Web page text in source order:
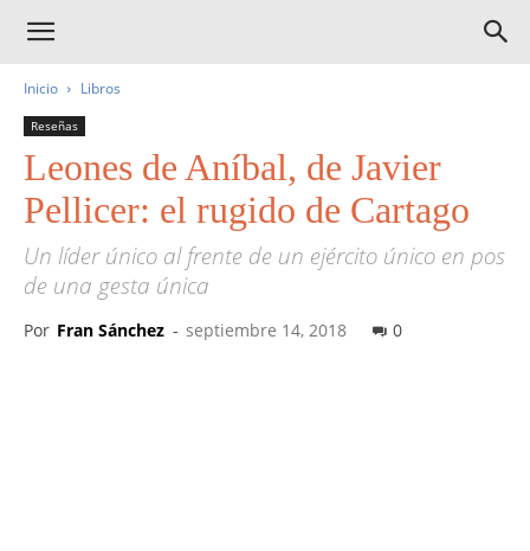
Inicio Libros
Reseñas
Leones de Aníbal, de Javier
Pellicer: el rugido de Cartago
Un líder único al frente de un ejército único en pos
de una gesta única
Por Fran Sánchez - septiembre 14, 2018 0